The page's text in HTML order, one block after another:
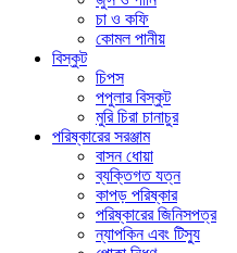
চা ও কফি
কোমল পানীয়
বিস্কুট
চিপস
পপুলার বিস্কুট
মুরি চিরা চানাচুর
পরিষ্কারের সরঞ্জাম
বাসন ধোয়া
ব্যক্তিগত যত্ন
কাপড় পরিষ্কার
পরিষ্কারের জিনিসপত্র
ন্যাপকিন এবং টিস্যু